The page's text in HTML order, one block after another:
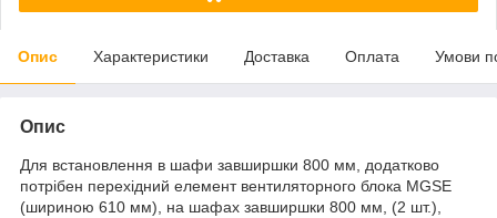
Опис Характеристики Доставка Оплата Умови
Опис
Для встановлення в шафи завширшки 800 мм, додатково
потрібен перехідний елемент вентиляторного блока MGSE
(шириною 610 мм), на шафах завширшки 800 мм, (2 шт.),